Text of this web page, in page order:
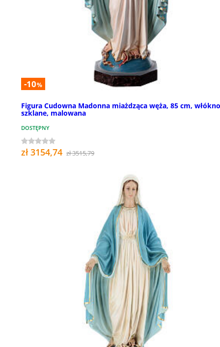
-10%
Figura Cudowna Madonna miażdząca węża, 85 cm, włókno
szklane, malowana
DOSTĘPNY
zł 3154,74 zł 3515,79